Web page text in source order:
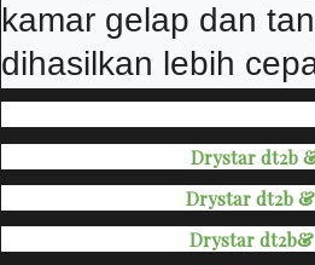
kamar gelap dan
dihasilkan lebih
Drystar dt2b
Drystardt2b &
Drystardt2b&